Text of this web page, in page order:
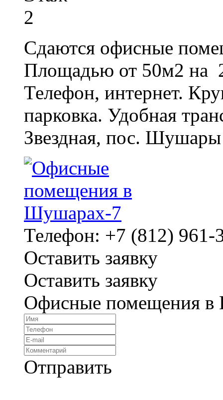
2
Сдаются офисные
Площадью от 50м2 на
Телефон, интернет.
парковка. Удобная
Звездная, пос. Шушары
Телефон: +7 (812) 961-
Оставить заявку
Оставить заявку
Офисные помещения
Отправить